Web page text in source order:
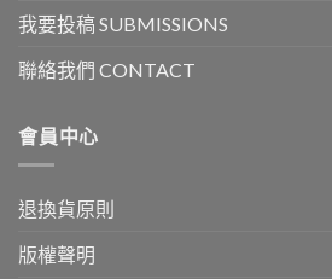
我要投稿 SUBMISSIONS
聯絡我們 CONTACT
會員中心
退換貨原則
版權聲明